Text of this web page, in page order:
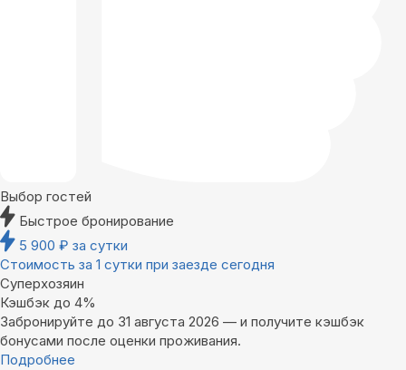
Выбор гостей
Быстрое бронирование
5 900 ₽ за сутки
Стоимость за 1 сутки при заезде сегодня
Суперхозяин
Кэшбэк до 4%
Забронируйте до 31 августа 2026 — и получите кэшбэк
бонусами после оценки проживания.
Подробнее